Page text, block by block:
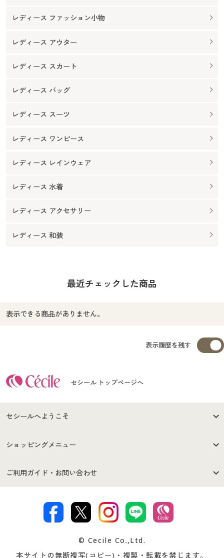
レディース ファッション小物
レディース アウター
レディース スカート
レディース バッグ
レディース スーツ
レディース ワンピース
レディース レインウェア
レディース 水着
レディース アクセサリー
レディース 和装
最近チェックした商品
表示できる商品がありません。
表示履歴を残す
セシール トップページへ
セシールへようこそ
はじめての方へ
セシールご利用規約
著作権・商標について 会社案内
ショッピングメニュー
商品カテゴリ
プレゼント＆キャンペーン サイトマップ
ご利用ガイド・お問い合わせ
交換・返品は お支払は
© Cecile Co.,Ltd.
本サイトの無断複写(コピー)・複製・転載を禁じます。